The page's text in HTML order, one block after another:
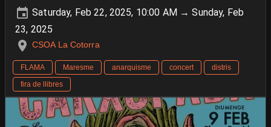
Saturday, Feb 22, 2025, 10:00 AM → Sunday, Feb
23, 2025
CSOA La Cotorra
FLAMA Maresme anarquisme concert
distris
fira de llibres